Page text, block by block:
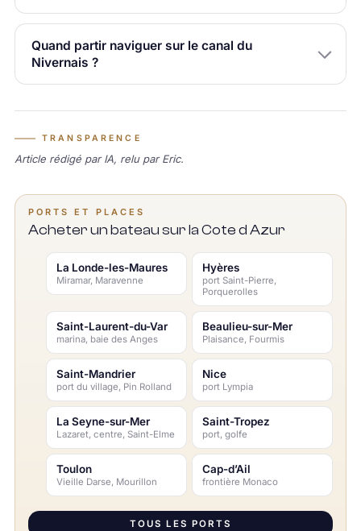
Quand partir naviguer sur le canal du
Nivernais ?
TRANSPARENCE
Article rédigé par IA, relu par Eric.
PORTS ET PLACES
Acheter un bateau sur la Cote d Azur
La Londe-les-Maures
Miramar, Maravenne
Hyères
port Saint-Pierre,
Porquerolles
Saint-Laurent-du-Var
marina, baie des Anges
Beaulieu-sur-Mer
Plaisance, Fourmis
Saint-Mandrier
port du village, Pin Rolland
Nice
port Lympia
La Seyne-sur-Mer
Lazaret, centre, Saint-Elme
Saint-Tropez
port, golfe
Toulon
Vieille Darse, Mourillon
Cap-d’Ail
frontière Monaco
TOUS LES PORTS